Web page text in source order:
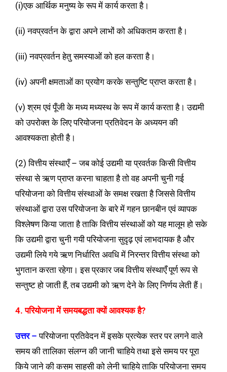
(i)एक आर्थिक मनुष्य के रूप में कार्य करता है।
(ii) नवप्रवर्तन के द्वारा अपने लाभों को अधिकतम करता है।
(iii) नवप्रवर्तन हेतु समस्याओं को हल करता है।
(iv) अपनी क्षमताओं का प्रयोग करके सन्तुष्टि प्राप्त करता है।
(v) श्रम एवं पूँजी के मध्य मध्यस्थ के रूप में कार्य करता है। उद्यमी
को उपरोक्त के लिए परियोजना प्रतिवेदन के अध्ययन की
आवश्यकता होती है।
(2) वित्तीय संस्थाएँ – जब कोई उद्यमी या प्रवर्तक किसी वित्तीय
संस्था से ऋण प्राप्त करना चाहता है तो वह अपनी चुनी गई
परियोजना को वित्तीय संस्थाओं के समक्ष रखता है जिससे वित्तीय
संस्थाओं द्वारा उस परियोजना के बारे में गहन छानबीन एवं व्यापक
विश्लेषण किया जाता है ताकि वित्तीय संस्थाओं को यह मालूम हो सके
कि उद्यमी द्वारा चुनी गयी परियोजना सुदृढ़ एवं लाभदायक है और
उद्यमी लिये गये ऋण निर्धारित अवधि में निरन्तर वित्तीय संस्था को
भुगतान करता रहेगा। इस प्रकार जब वित्तीय संस्थाएँ पूर्ण रूप से
सन्तुष्ट हो जाती हैं, तब उद्यमी को ऋण देने के लिए निर्णय लेती हैं।
4. परियोजना में समयबद्धता क्यों आवश्यक है?
उत्तर – परियोजना प्रतिवेदन में इसके प्रत्येक स्तर पर लगने वाले
समय की तालिका संलग्न की जानी चाहिये तथा इसे समय पर पूरा
किये जाने की कसम साहसी को लेनी चाहिये ताकि परियोजना समय